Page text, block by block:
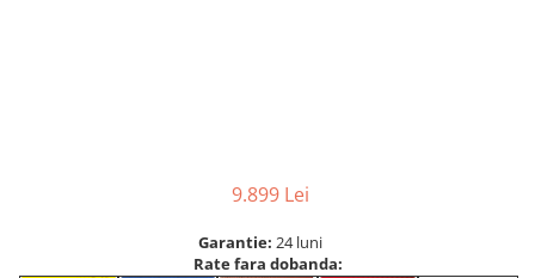
9.899 Lei
Garantie: 24 luni
Rate fara dobanda: